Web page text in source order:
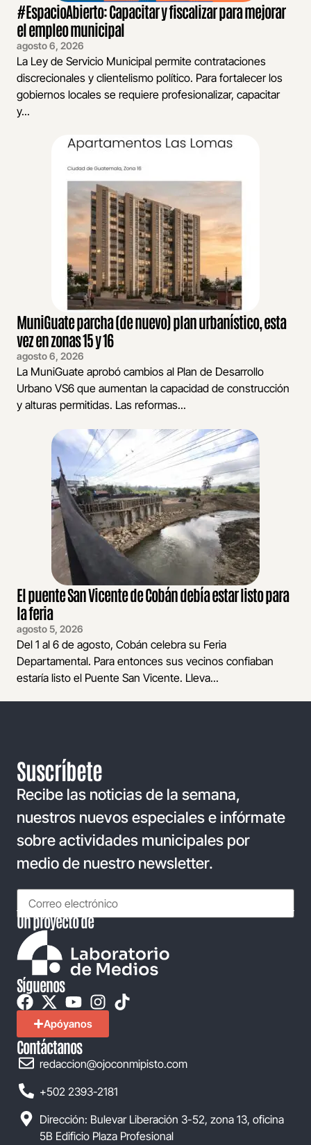
#EspacioAbierto: Capacitar y fiscalizar para mejorar
el empleo municipal
agosto 6, 2026
La Ley de Servicio Municipal permite contrataciones
discrecionales y clientelismo político. Para fortalecer los
gobiernos locales se requiere profesionalizar, capacitar
y...
MuniGuate parcha (de nuevo) plan urbanístico, esta
vez en zonas 15 y 16
agosto 6, 2026
La MuniGuate aprobó cambios al Plan de Desarrollo
Urbano VS6 que aumentan la capacidad de construcción
y alturas permitidas. Las reformas...
El puente San Vicente de Cobán debía estar listo para
la feria
agosto 5, 2026
Del 1 al 6 de agosto, Cobán celebra su Feria
Departamental. Para entonces sus vecinos confiaban
estaría listo el Puente San Vicente. Lleva...
Suscríbete
Recibe las noticias de la semana,
nuestros nuevos especiales e infórmate
sobre actividades municipales por
medio de nuestro newsletter.
Un proyecto de
Síguenos
Apóyanos
Contáctanos
redaccion@ojoconmipisto.com
+502 2393-2181
Dirección: Bulevar Liberación 3-52, zona 13, oficina
5B Edificio Plaza Profesional